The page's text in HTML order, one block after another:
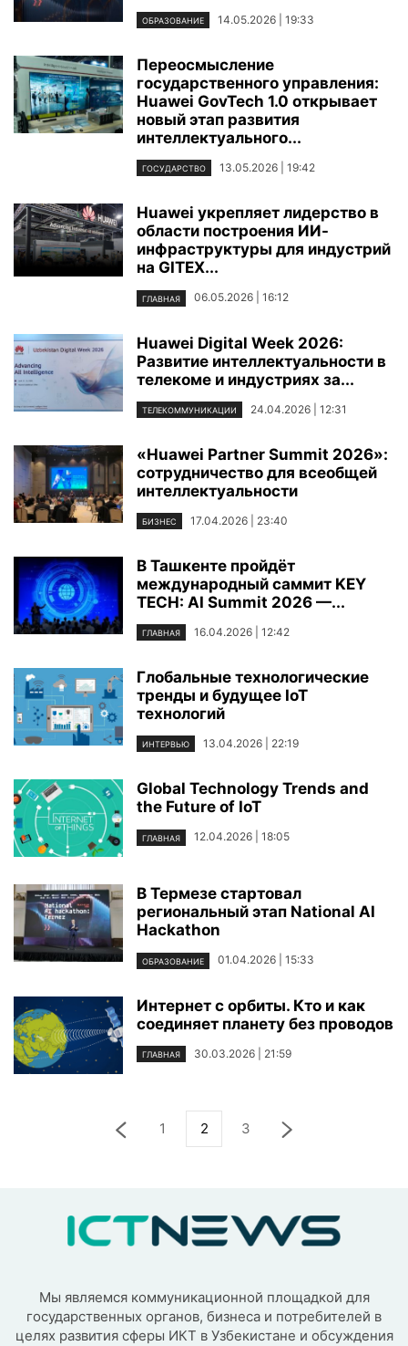
ОБРАЗОВАНИЕ 14.05.2026 | 19:33
Переосмысление
государственного управления:
Huawei GovTech 1.0 открывает
новый этап развития
интеллектуального...
ГОСУДАРСТВО 13.05.2026 | 19:42
Huawei укрепляет лидерство в
области построения ИИ-
инфраструктуры для индустрий
на GITEX...
ГЛАВНАЯ 06.05.2026 | 16:12
Huawei Digital Week 2026:
Развитие интеллектуальности в
телекоме и индустриях за...
ТЕЛЕКОММУНИКАЦИИ 24.04.2026 | 12:31
«Huawei Partner Summit 2026»:
сотрудничество для всеобщей
интеллектуальности
БИЗНЕС 17.04.2026 | 23:40
В Ташкенте пройдёт
международный саммит KEY
TECH: AI Summit 2026 —...
ГЛАВНАЯ 16.04.2026 | 12:42
Глобальные технологические
тренды и будущее IoT
технологий
ИНТЕРВЬЮ 13.04.2026 | 22:19
Global Technology Trends and
the Future of IoT
ГЛАВНАЯ 12.04.2026 | 18:05
В Термезе стартовал
региональный этап National AI
Hackathon
ОБРАЗОВАНИЕ 01.04.2026 | 15:33
Интернет с орбиты. Кто и как
соединяет планету без проводов
ГЛАВНАЯ 30.03.2026 | 21:59
1 2 3
Мы являемся коммуникационной площадкой для
государственных органов, бизнеса и потребителей в
целях развития сферы ИКТ в Узбекистане и обсуждения